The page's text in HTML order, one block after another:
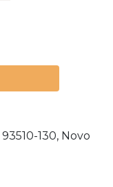
93510-130, Novo